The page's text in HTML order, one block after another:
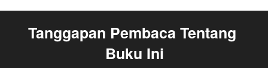
Tanggapan Pembaca Tentang
Buku Ini